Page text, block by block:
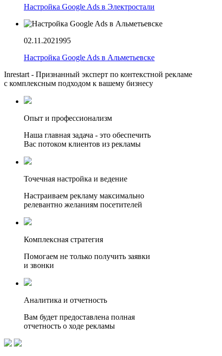
Настройка Google Ads в Электростали
02.11.2021995
Настройка Google Ads в Альметьевске
Inrestart - Признанный эксперт по контекстной рекламе
с комплексным подходом к вашему бизнесу
Опыт и профессионализм
Наша главная задача - это обеспечить
Вас потоком клиентов из рекламы
Точечная настройка и ведение
Настраиваем рекламу максимально
релевантно желаниям посетителей
Комплексная стратегия
Помогаем не только получить заявки
и звонки
Аналитика и отчетность
Вам будет предоставлена полная
отчетность о ходе рекламы